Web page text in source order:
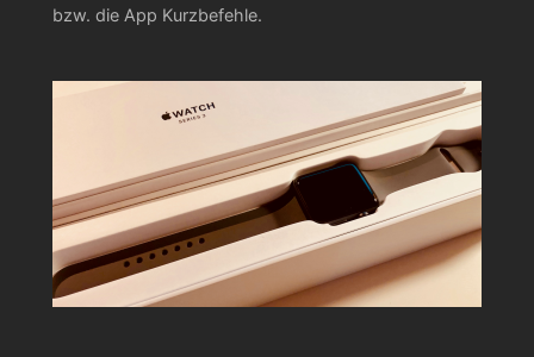
bzw. die App Kurzbefehle.